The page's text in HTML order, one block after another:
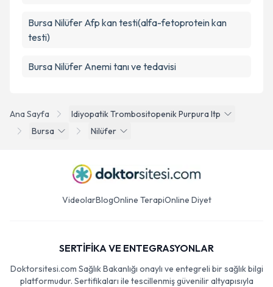
Ana Sayfa
Idiyopatik Trombositopenik Purpura Itp
Bursa
Nilüfer
Bursa Nilüfer Afp kan testi(alfa-fetoprotein kan
testi)
Bursa Nilüfer Anemi tanı ve tedavisi
VideolarBlogOnline TerapiOnline Diyet
SERTİFİKA VE ENTEGRASYONLAR
Doktorsitesi.com Sağlık Bakanlığı onaylı ve entegreli bir sağlık bilgi
platformudur. Sertifikaları ile tescillenmiş güvenilir altyapısıyla